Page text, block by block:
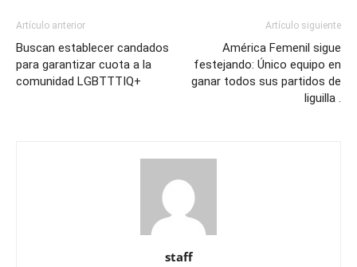
Artículo anterior
Buscan establecer candados
para garantizar cuota a la
comunidad LGBTTTIQ+
Artículo siguiente
América Femenil sigue
festejando: Único equipo en
ganar todos sus partidos de
liguilla .
staff